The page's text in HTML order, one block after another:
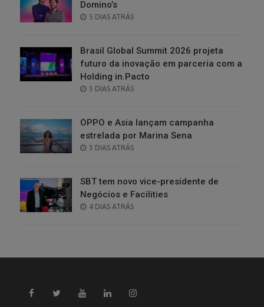
Domino’s
POSTED
5 DIAS ATRÁS
Brasil Global Summit 2026 projeta
futuro da inovação em parceria com a
Holding in.Pacto
POSTED
3 DIAS ATRÁS
OPPO e Asia lançam campanha
estrelada por Marina Sena
POSTED
3 DIAS ATRÁS
SBT tem novo vice-presidente de
Negócios e Facilities
POSTED
4 DIAS ATRÁS